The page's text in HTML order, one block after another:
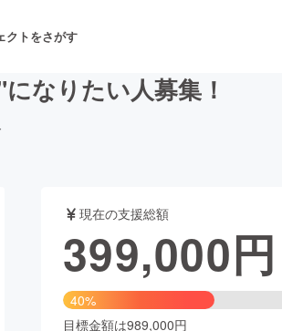
クトをさがす
・パフォーマンス
ファッショ
なりたい人募集！
現在の支援総額
399,000円
40%
目標金額は989,000円